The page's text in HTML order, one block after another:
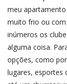
meu
muito frio ou com
inúmeros os
alguma coisa.
opções, como
lugares, esportes